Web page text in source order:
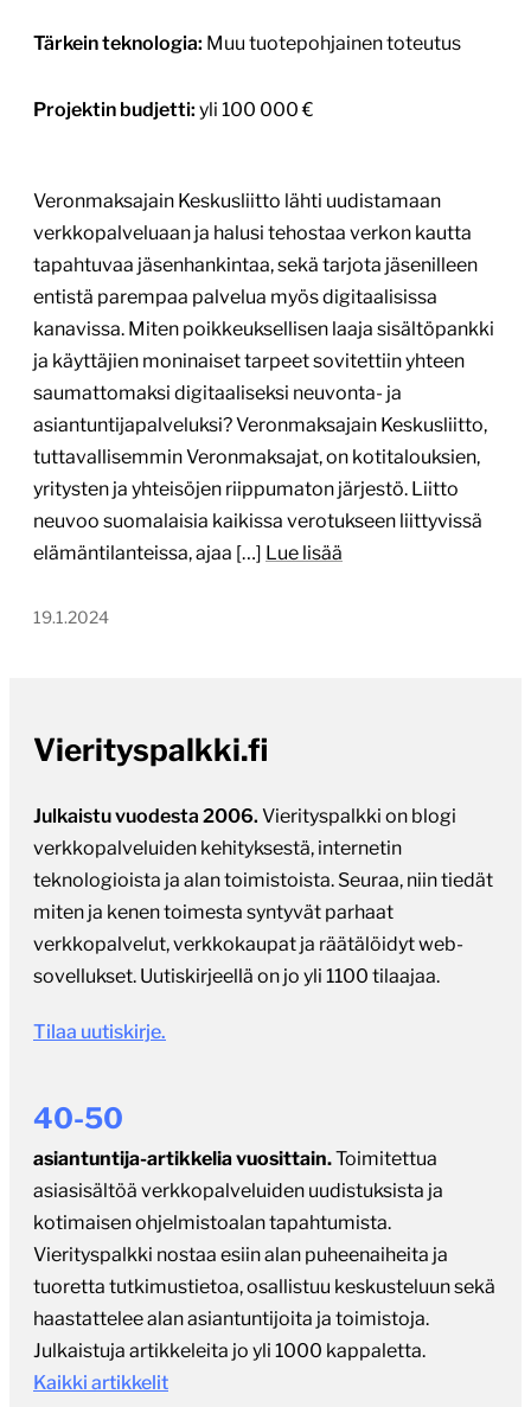
Tärkein teknologia: Muu tuotepohjainen toteutus
Projektin budjetti: yli 100 000 €
Veronmaksajain Keskusliitto lähti uudistamaan
verkkopalveluaan ja halusi tehostaa verkon kautta
tapahtuvaa jäsenhankintaa, sekä tarjota jäsenilleen
entistä parempaa palvelua myös digitaalisissa
kanavissa. Miten poikkeuksellisen laaja sisältöpankki
ja käyttäjien moninaiset tarpeet sovitettiin yhteen
saumattomaksi digitaaliseksi neuvonta- ja
asiantuntijapalveluksi? Veronmaksajain Keskusliitto,
tuttavallisemmin Veronmaksajat, on kotitalouksien,
yritysten ja yhteisöjen riippumaton järjestö. Liitto
neuvoo suomalaisia kaikissa verotukseen liittyvissä
elämäntilanteissa, ajaa […] Lue lisää
19.1.2024
Vierityspalkki.fi
Julkaistu vuodesta 2006. Vierityspalkki on blogi
verkkopalveluiden kehityksestä, internetin
teknologioista ja alan toimistoista. Seuraa, niin tiedät
miten ja kenen toimesta syntyvät parhaat
verkkopalvelut, verkkokaupat ja räätälöidyt web-
sovellukset. Uutiskirjeellä on jo yli 1100 tilaajaa.
Tilaa uutiskirje.
40-50
asiantuntija-artikkelia vuosittain.Toimitettua
asiasisältöä verkkopalveluiden uudistuksista ja
kotimaisen ohjelmistoalan tapahtumista.
Vierityspalkki nostaa esiin alan puheenaiheita ja
tuoretta tutkimustietoa, osallistuu keskusteluun sekä
haastattelee alan asiantuntijoita ja toimistoja.
Julkaistuja artikkeleita jo yli 1000 kappaletta.
Kaikki artikkelit